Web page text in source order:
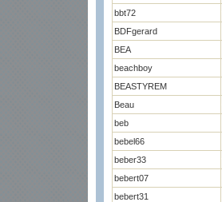
bbt72
BDFgerard
BEA
beachboy
BEASTYREM
Beau
beb
bebel66
beber33
bebert07
bebert31